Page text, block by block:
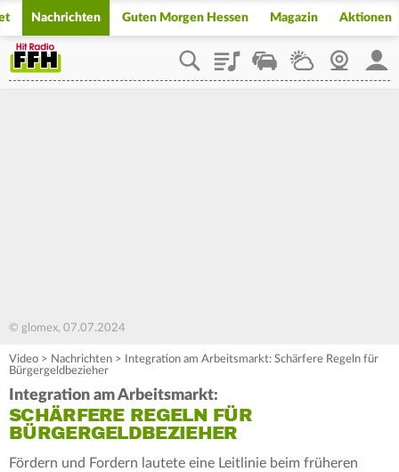
Nachrichten Guten Morgen Hessen Magazin Aktionen
PlaylistStaupilotWetterWebcam
© glomex, 07.07.2024
Video > Nachrichten >
Integration am Arbeitsmarkt: Schärfere Regeln für
Bürgergeldbezieher
Integration am Arbeitsmarkt:
SCHÄRFERE REGELN FÜR
BÜRGERGELDBEZIEHER
Fördern und Fordern lautete eine Leitlinie beim früheren